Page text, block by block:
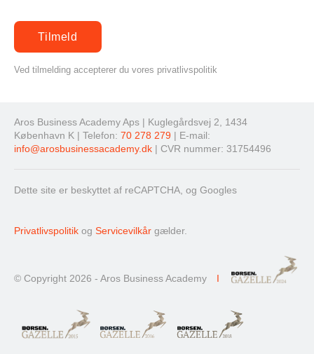
Ved tilmelding accepterer du vores privatlivspolitik
Aros Business Academy Aps | Kuglegårdsvej 2, 1434
København K | Telefon: 70 278 279 | E-mail:
info@arosbusinessacademy.dk | CVR nummer: 31754496
Dette site er beskyttet af reCAPTCHA, og Googles
Privatlivspolitik og Servicevilkår gælder.
© Copyright 2026 - Aros Business Academy I